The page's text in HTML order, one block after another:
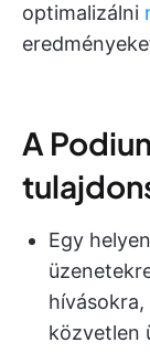
optimalizálni
A
Egy
közvetlen